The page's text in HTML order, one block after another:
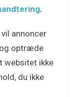
.
annoncer
optræde
websitet ikke
du ikke